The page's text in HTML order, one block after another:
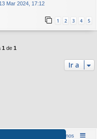
13 Mar 2024, 17:12
1 2 3 4 5
1 de 1
Ir a
Contáctenos